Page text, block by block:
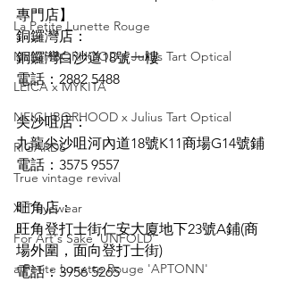
La Petite Lunette Rouge
NEIGHBORHOOD x Julius Tart Optical
LEICA x MYKITA
NEIGHBORHOOD x Julius Tart Optical
RIGARDS
True vintage revival
XIT eyewear
For Art's Sake 'UNFOLD'
a Petite Lunette Rouge 'APTONN'
專門店】
銅鑼灣店：
銅鑼灣白沙道18號一樓
電話：2882 5488
尖沙咀店：
九龍尖沙咀河內道18號K11商場G14號鋪
電話：3575 9557
旺角店：
旺角登打士街仁安大廈地下23號A鋪(商
場外圍，面向登打士街)
電話：3956 5265